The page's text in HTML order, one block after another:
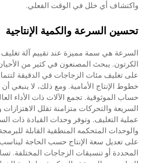
واكتشاف أي خلل في الوقت الفعلي.
تحسين السرعة والكمية الإنتاجية
السرعة هي سمة مميزة عند تقييم آلة
الكرتون. يبحث المصنعون في كثير من
على تغليف مئات الزجاجات في الدقيقة
خطوط الإنتاج الأمامية. ومع ذلك، لا ينبغي
حساب الموثوقية. تجمع الآلات ذات الأداء
السريعة والتحركات متزامنة تقلل الاهتزازات
عملية التغليف. وتوفر وحدات القيادة ذات
والوحدات المتحكمه المنطقية القابلة
على تعديل سعة الإنتاج حسب الحاجة
المحددة أو تنسيقات الزجاجات المختلفة.